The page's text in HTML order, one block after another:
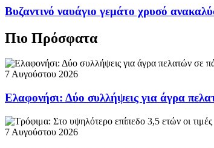
Βυζαντινό ναυάγιο γεμάτο χρυσό
Πιο Πρόσφατα
7 Αυγούστου 2026
Ελαφονήσι: Δύο συλλήψεις για άγρα
7 Αυγούστου 2026